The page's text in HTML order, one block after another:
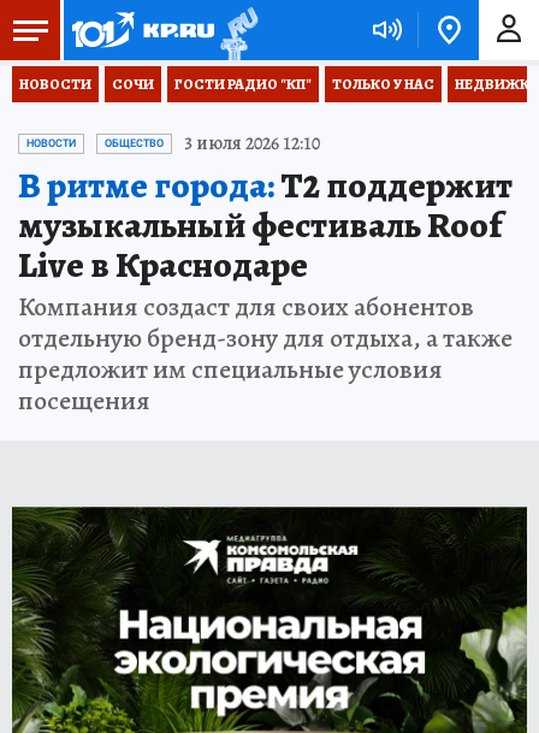
НОВОСТИ СОЧИ ГОСТИ РАДИО "КП" ТОЛЬКО У НАС НЕДВИЖКА
НОВОСТИ ОБЩЕСТВО 3 июля 2026 12:10
В ритме города:T2 поддержит
музыкальный фестиваль Roof
Live в Краснодаре
Компания создаст для своих абонентов
отдельную бренд-зону для отдыха, а также
предложит им специальные условия
посещения